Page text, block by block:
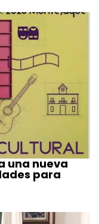
una nueva
para